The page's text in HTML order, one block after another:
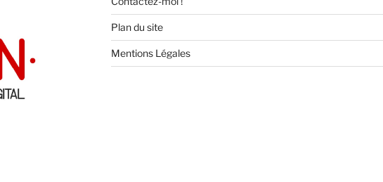
Plan du site
Mentions Légales